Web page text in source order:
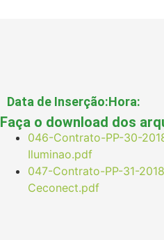
Data de Inserção:Hora:
Faça o download dos
046-Contrato-PP-30-
Iluminao.pdf
047-Contrato-PP-31-
Ceconect.pdf